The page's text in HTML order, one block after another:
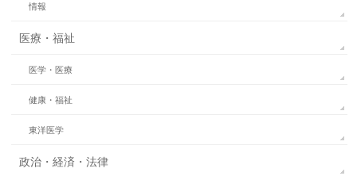
情報
医療・福祉
医学・医療
健康・福祉
東洋医学
政治・経済・法律